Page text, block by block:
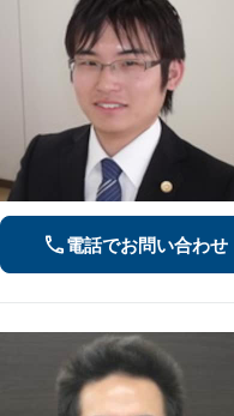
電話でお問い合わせ